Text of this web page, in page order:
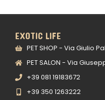
EXOTIC LIFE
PET SHOP - Via Giulio
PET SALON - Via
+39 081 19183672
+39 350 1263222